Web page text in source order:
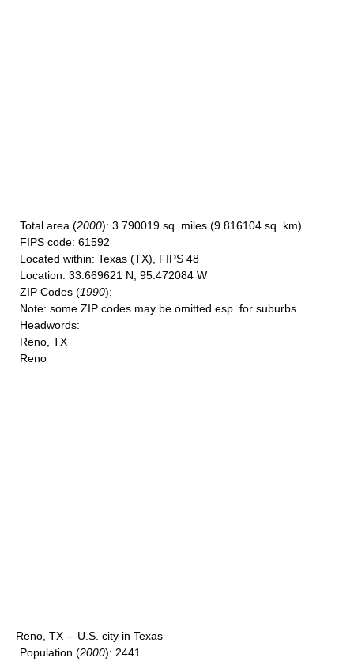
Total area (2000): 3.790019 sq. miles (9.816104 sq. km)
FIPS code: 61592
Located within: Texas (TX), FIPS 48
Location: 33.669621 N, 95.472084 W
ZIP Codes (1990):
Note: some ZIP codes may be omitted esp. for suburbs.
Headwords:
Reno, TX
Reno
Reno, TX -- U.S. city in Texas
Population (2000): 2441